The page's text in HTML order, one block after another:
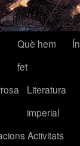
Què hem
fet
Literatura
imperial
Activitats